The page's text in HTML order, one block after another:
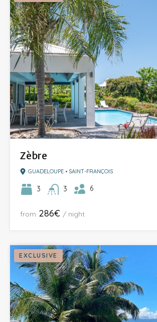
Zèbre
GUADELOUPE • SAINT-FRANÇOIS
3 3 6
from 286€ / night
EXCLUSIVE